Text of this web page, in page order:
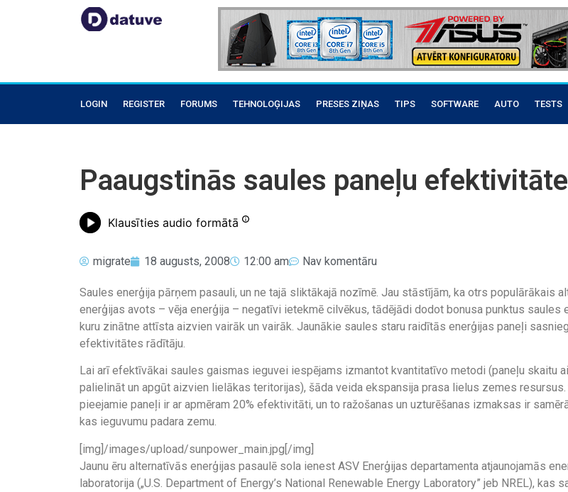
LOGIN REGISTER FORUMS TEHNOLOĢIJAS PRESES ZIŅAS TIPS SOFTWARE AUTO TESTS
Paaugstinās saules paneļu efektivitāte
Klausīties audio formātā
migrate 18 augusts, 2008 12:00 am Nav komentāru
Saules enerģija pārņem pasauli, un ne tajā sliktākajā nozīmē. Jau stāstījām, ka otrs populārākais
enerģijas avots – vēja enerģija – negatīvi ietekmē cilvēkus, tādējādi dodot bonusa punktus saules
kuru zinātne attīsta aizvien vairāk un vairāk. Jaunākie saules staru raidītās enerģijas paneļi
efektivitātes rādītāju.
Lai arī efektīvākai saules gaismas ieguvei iespējams izmantot kvantitatīvo metodi (paneļu skaitu
palielināt un apgūt aizvien lielākas teritorijas), šāda veida ekspansija prasa lielus zemes resursus.
pieejamie paneļi ir ar apmēram 20% efektivitāti, un to ražošanas un uzturēšanas izmaksas ir
kas ieguvumu padara zemu.
[img]/images/upload/sunpower_main.jpg[/img]
Jaunu ēru alternatīvās enerģijas pasaulē sola ienest ASV Enerģijas departamenta atjaunojamās
laboratorija („U.S. Department of Energy’s National Renewable Energy Laboratory” jeb NREL), kas